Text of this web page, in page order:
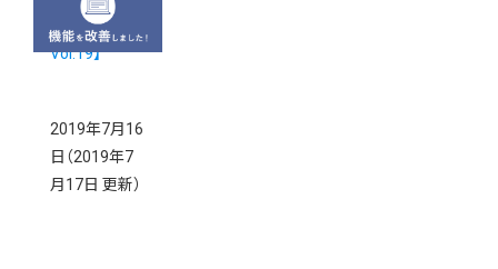
ジェクト通信
Vol.19】
2019年7月16
日 （2019年7
月17日 更新）